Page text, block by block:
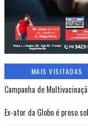
MAIS VISITADAS
Campanha de
Ex-ator da Globo é preso